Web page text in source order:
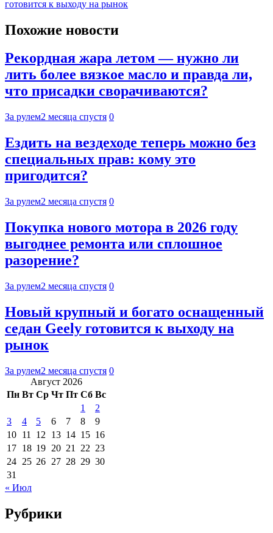
готовится к выходу на рынок
Похожие новости
Рекордная жара летом — нужно ли
лить более вязкое масло и правда ли,
что присадки сворачиваются?
За рулем2 месяца спустя 0
Ездить на вездеходе теперь можно без
специальных прав: кому это
пригодится?
За рулем2 месяца спустя 0
Покупка нового мотора в 2026 году
выгоднее ремонта или сплошное
разорение?
За рулем2 месяца спустя 0
Новый крупный и богато оснащенный
седан Geely готовится к выходу на
рынок
За рулем2 месяца спустя 0
Август 2026
Пн Вт Ср Чт Пт Сб Вс
1
2
3
4 5 6 7 8
9
10 11 12 13 14 15 16
17 18 19 20 21 22 23
24 25 26 27 28 29 30
31
« Июл
Рубрики